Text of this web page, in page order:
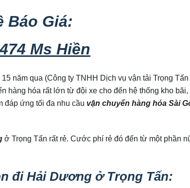
Báo Giá:
Ms Hiền
năm qua (Công ty TNHH Dịch vụ vận tải Trọng
hàng hóa rất lớn từ đội xe cho đến hệ thống kho
đáp ứng tối đa nhu cầu vận chuyển hàng hóa Sài
ở Trọng Tấn rất rẻ. Cước phí rẻ đó đến từ một phần
đi Hải Dương ở Trọng Tấn: